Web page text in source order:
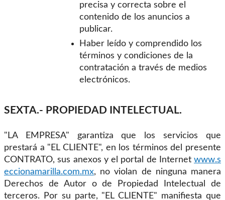
precisa y correcta sobre el
contenido de los anuncios a
publicar.
Haber leído y comprendido los
términos y condiciones de la
contratación a través de medios
electrónicos.
SEXTA.- PROPIEDAD INTELECTUAL.
"LA EMPRESA" garantiza que los servicios que
prestará a "EL CLIENTE", en los términos del presente
CONTRATO, sus anexos y el portal de Internet www.s
eccionamarilla.com.mx, no violan de ninguna manera
Derechos de Autor o de Propiedad Intelectual de
terceros. Por su parte, "EL CLIENTE" manifiesta que